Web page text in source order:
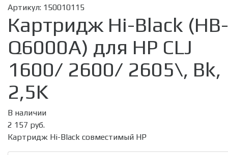
Артикул: 150010115
Картридж Hi-Black (HB-
Q6000A) для HP CLJ
1600/ 2600/ 2605\, Bk,
2,5K
В наличии
2 157 руб.
Картридж Hi-Black совместимый HP